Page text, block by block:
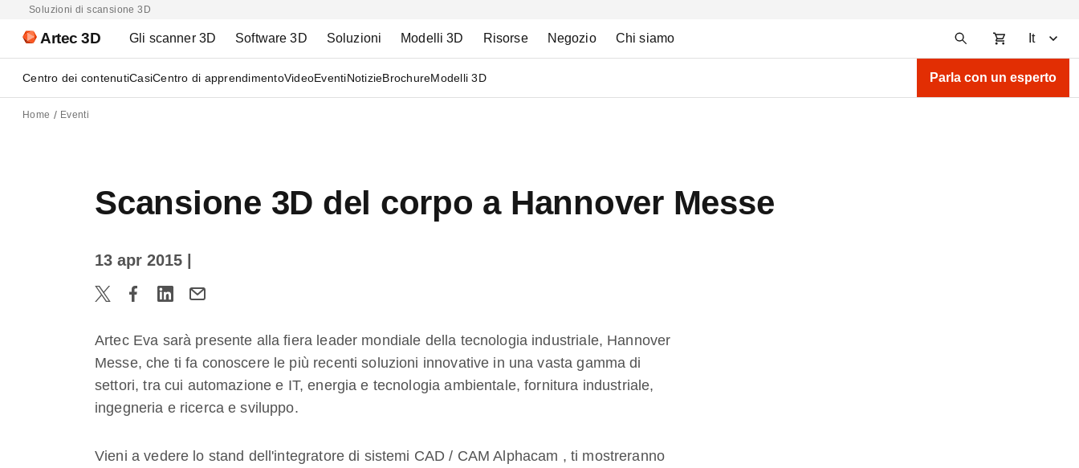
Soluzioni di scansione 3D
Artec 3D Gli scanner 3D Software 3D Soluzioni Modelli 3D Risorse Negozio Chi siamo It
Centro dei contenutiCasiCentro di apprendimentoVideoEventiNotizieBrochureModelli 3D Parla con un esperto
Home Eventi
Scansione 3D del corpo a Hannover Messe
13 apr 2015
Artec Eva sarà presente alla fiera leader mondiale della tecnologia industriale, Hannover
Messe, che ti fa conoscere le più recenti soluzioni innovative in una vasta gamma di
settori, tra cui automazione e IT, energia e tecnologia ambientale, fornitura industriale,
ingegneria e ricerca e sviluppo.
Vieni a vedere lo stand dell'integratore di sistemi CAD / CAM Alphacam , ti mostreranno